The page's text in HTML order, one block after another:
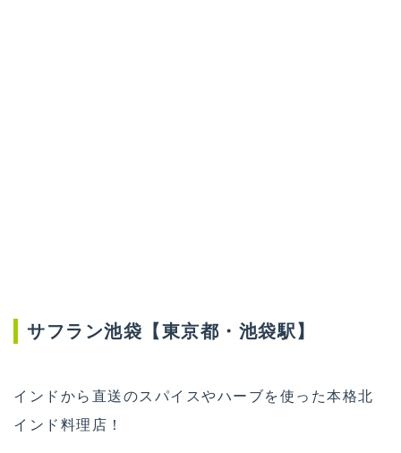
サフラン池袋【東京都・池袋駅】
インドから直送のスパイスやハーブを使った本格北
インド料理店！